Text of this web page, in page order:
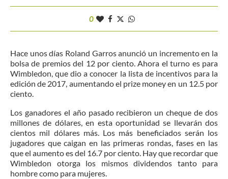
0
Hace unos días Roland Garros anunció un incremento en la
bolsa de premios del 12 por ciento. Ahora el turno es para
Wimbledon, que dio a conocer la lista de incentivos para la
edición de 2017, aumentando el prize money en un 12.5 por
ciento.
Los ganadores el año pasado recibieron un cheque de dos
millones de dólares, en esta oportunidad se llevarán dos
cientos mil dólares más. Los más beneficiados serán los
jugadores que caigan en las primeras rondas, fases en las
que el aumento es del 16.7 por ciento. Hay que recordar que
Wimbledon otorga los mismos dividendos tanto para
hombre como para mujeres.